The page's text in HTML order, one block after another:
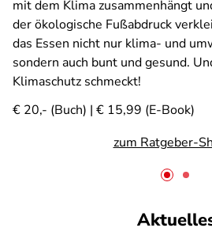
mit dem Klima zusammenhängt
der ökologische Fußabdruck
das Essen nicht nur klima- und
sondern auch bunt und gesund.
Klimaschutz schmeckt!
€ 20,- (Buch) | € 15,99 (E-Book)
zum Ratgeber-